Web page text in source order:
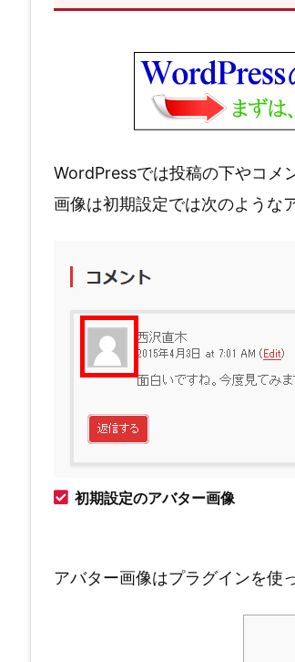
WordPressでは投稿の下やコメ
画像は初期設定では次のような
初期設定のアバター画像
アバター画像はプラグインを使